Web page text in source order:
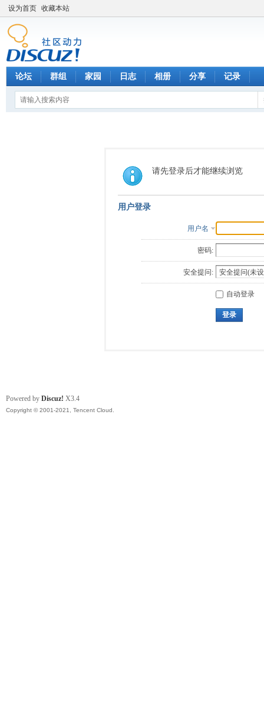
设为首页 收藏本站
论坛 群组 家园 日志 相册 分享 记录
请先登录后才能继续浏览
用户登录
用户名
密码:
安全提问:
自动登录
登录
Powered by Discuz! X3.4
Copyright © 2001-2021, Tencent Cloud.